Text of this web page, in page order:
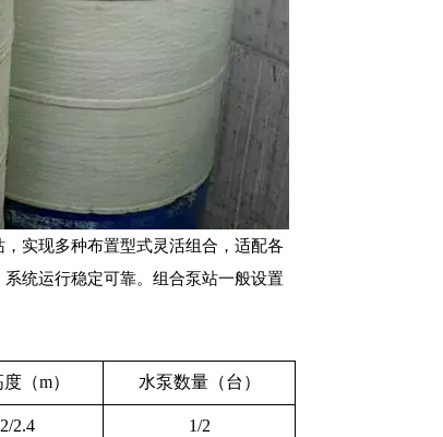
实现多种布置型式灵活组合，适配各
统运行稳定可靠。组合泵站一般设置
（m） 水泵数量（台）
2.4 1/2